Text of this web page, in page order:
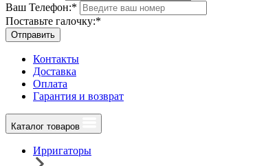
Ваш Телефон:*
Поставьте галочку:*
Отправить
Контакты
Доставка
Оплата
Гарантия и возврат
Каталог товаров
Ирригаторы